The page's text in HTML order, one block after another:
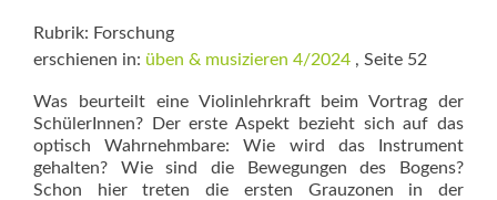
Rubrik: Forschung
erschienen in: üben & musizieren 4/2024 , Seite 52
Was beurteilt eine Violinlehrkraft beim Vortrag der
SchülerInnen? Der erste Aspekt bezieht sich auf das
optisch Wahrnehmbare: Wie wird das Instrument
gehalten? Wie sind die Bewegungen des Bogens?
Schon hier treten die ersten Grauzonen in der